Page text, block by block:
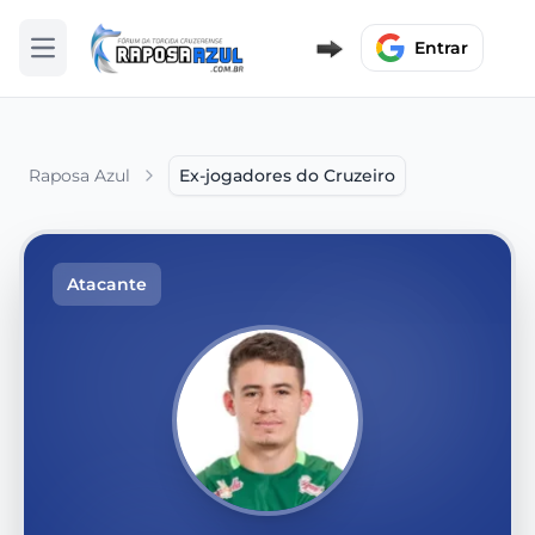
Abrir menu Entrar
Raposa Azul Ex-jogadores do Cruzeiro
Atacante